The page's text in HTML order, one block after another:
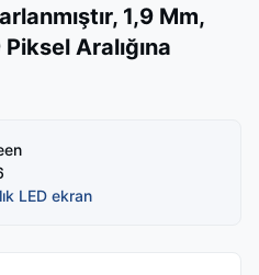
1,9 Mm,
Aralığına
LED ekran